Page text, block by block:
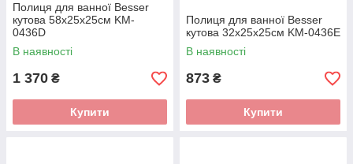
Полиця для ванної Besser
кутова 58х25х25см KM-
0436D
В наявності
1 370 ₴
Купити
Полиця для ванної Besser
кутова 32х25х25см KM-0436E
В наявності
873 ₴
Купити